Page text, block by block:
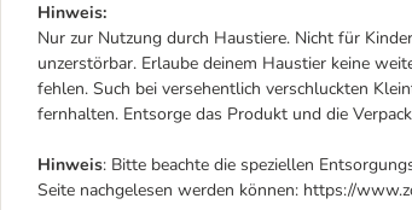
Hinweis:
Nur zur Nutzung durch Haustiere. Nicht für
unzerstörbar. Erlaube deinem Haustier keine
fehlen. Such bei versehentlich verschluckten
fernhalten. Entsorge das Produkt und die
Hinweis: Bitte beachte die speziellen
Seite nachgelesen werden können: https://